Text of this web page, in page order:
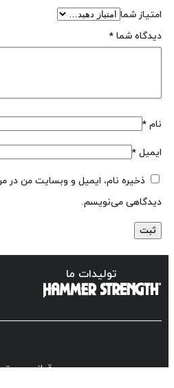
امتیاز شما
دیدگاه شما *
نام *
ایمیل *
ذخیره نام، ایمیل و وبسایت من در
دیدگاهی می‌نویسم.
تولیدات ما
قوانین و